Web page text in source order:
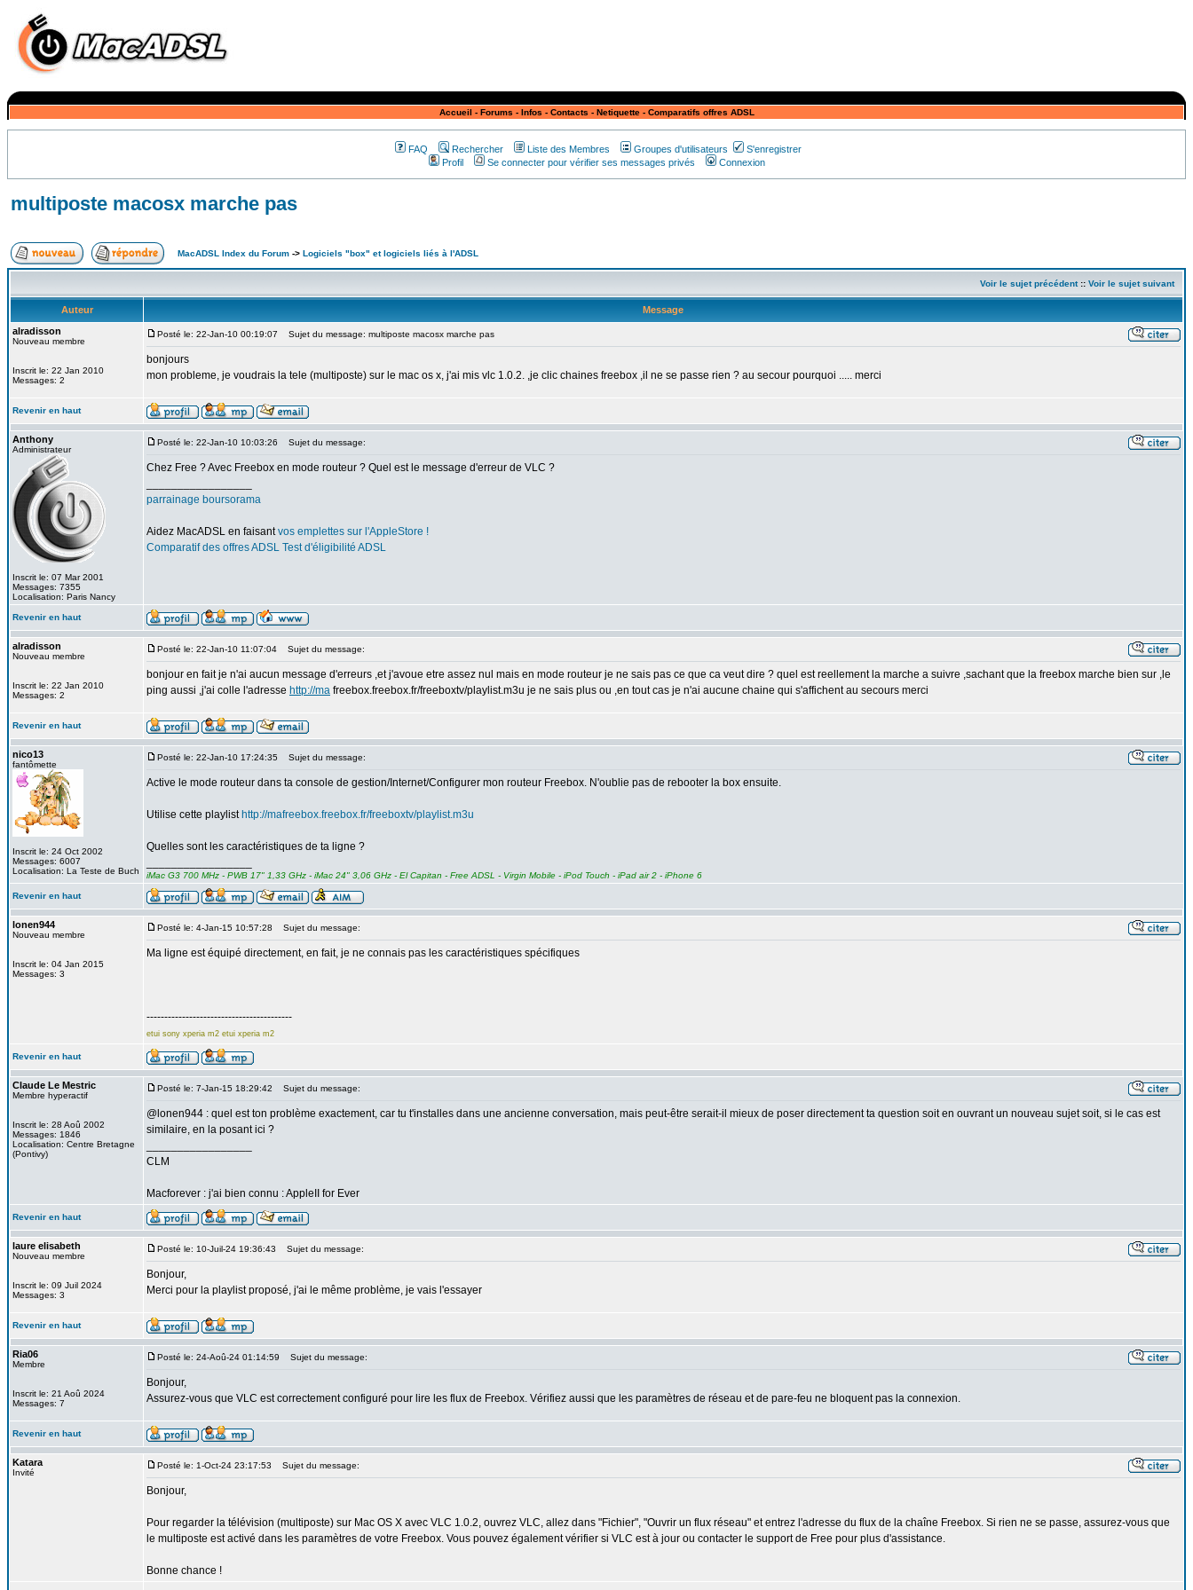
Accueil - Forums - Infos - Contacts - Netiquette- Comparatifs offres ADSL
FAQ Rechercher Liste des Membres Groupes d'utilisateurs
S'enregistrer
Profil
Se connecter pour vérifier ses messages privés Connexion
multiposte macosx marche pas
MacADSL Index du Forum -> Logiciels "box" et logiciels liés à l'ADSL
Voir le sujet précédent:: Voir le sujet suivant
Auteur
Message
alradisson
Nouveau membre
Inscrit le: 22 Jan 2010
Messages: 2
Posté le: 22-Jan-10 00:19:07 Sujet du message: multiposte macosx marche pas
bonjours
mon probleme, je voudrais la tele (multiposte) sur le mac os x, j'ai mis vlc 1.0.2. ,je clic chaines freebox ,il ne se passe rien ? au secour pourquoi ..... merci
Revenir en haut
Anthony
Administrateur
Inscrit le: 07 Mar 2001
Messages: 7355
Localisation: Paris Nancy
Posté le: 22-Jan-10 10:03:26 Sujet du message:
Chez Free ? Avec Freebox en mode routeur ? Quel est le message d'erreur de VLC ?
parrainage boursorama
Aidez MacADSL en faisantvos emplettes sur l'AppleStore !
Comparatif des offres ADSL Test d'éligibilité ADSL
Revenir en haut
alradisson
Nouveau membre
Inscrit le: 22 Jan 2010
Messages: 2
Posté le: 22-Jan-10 11:07:04 Sujet du message:
bonjour en fait je n'ai aucun message d'erreurs ,et j'avoue etre assez nul mais en mode routeur je ne sais pas ce que ca veut dire ? quel est reellement la marche a suivre ,sachant que la freebox marche bien sur ,le
ping aussi ,j'ai colle l'adresse http://ma freebox.freebox.fr/freeboxtv/playlist.m3u je ne sais plus ou ,en tout cas je n'ai aucune chaine qui s'affichent au secours merci
Revenir en haut
nico13
fantômette
Inscrit le: 24 Oct 2002
Messages: 6007
Localisation: La Teste de Buch
Posté le: 22-Jan-10 17:24:35 Sujet du message:
Active le mode routeur dans ta console de gestion/Internet/Configurer mon routeur Freebox. N'oublie pas de rebooter la box ensuite.
Utilise cette playlist http://mafreebox.freebox.fr/freeboxtv/playlist.m3u
Quelles sont les caractéristiques de ta ligne ?
iMac G3 700 MHz - PWB 17" 1,33 GHz - iMac 24" 3,06 GHz - El Capitan - Free ADSL - Virgin Mobile - iPod Touch - iPad air 2 - iPhone 6
Revenir en haut
lonen944
Nouveau membre
Inscrit le: 04 Jan 2015
Messages: 3
Posté le: 4-Jan-15 10:57:28 Sujet du message:
Ma ligne est équipé directement, en fait, je ne connais pas les caractéristiques spécifiques
-----------------------------------------
etui sony xperia m2 etui xperia m2
Revenir en haut
Claude Le Mestric
Membre hyperactif
Inscrit le: 28 Aoû 2002
Messages: 1846
Localisation: Centre Bretagne
(Pontivy)
Posté le: 7-Jan-15 18:29:42 Sujet du message:
@lonen944 : quel est ton problème exactement, car tu t'installes dans une ancienne conversation, mais peut-être serait-il mieux de poser directement ta question soit en ouvrant un nouveau sujet soit, si le cas est
similaire, en la posant ici ?
CLM
Macforever : j'ai bien connu : AppleII for Ever
Revenir en haut
laure elisabeth
Nouveau membre
Inscrit le: 09 Juil 2024
Messages: 3
Posté le: 10-Juil-24 19:36:43 Sujet du message:
Bonjour,
Merci pour la playlist proposé, j'ai le même problème, je vais l'essayer
Revenir en haut
Ria06
Membre
Inscrit le: 21 Aoû 2024
Messages: 7
Posté le: 24-Aoû-24 01:14:59 Sujet du message:
Bonjour,
Assurez-vous que VLC est correctement configuré pour lire les flux de Freebox. Vérifiez aussi que les paramètres de réseau et de pare-feu ne bloquent pas la connexion.
Revenir en haut
Katara
Invité
Posté le: 1-Oct-24 23:17:53 Sujet du message:
Bonjour,
Pour regarder la télévision (multiposte) sur Mac OS X avec VLC 1.0.2, ouvrez VLC, allez dans "Fichier", "Ouvrir un flux réseau" et entrez l'adresse du flux de la chaîne Freebox. Si rien ne se passe, assurez-vous que
le multiposte est activé dans les paramètres de votre Freebox. Vous pouvez également vérifier si VLC est à jour ou contacter le support de Free pour plus d'assistance.
Bonne chance !